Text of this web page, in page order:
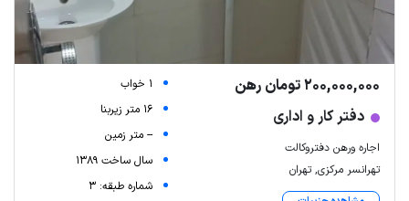
200,000,000 تومان رهن
دفتر کار و اداری
اجاره ورهن دفتروکالت
تهرانسر مرکزی, تهران
1 خواب
16 متر زیربنا
-- متر زمین
سال ساخت 1389
شماره طبقه: 3